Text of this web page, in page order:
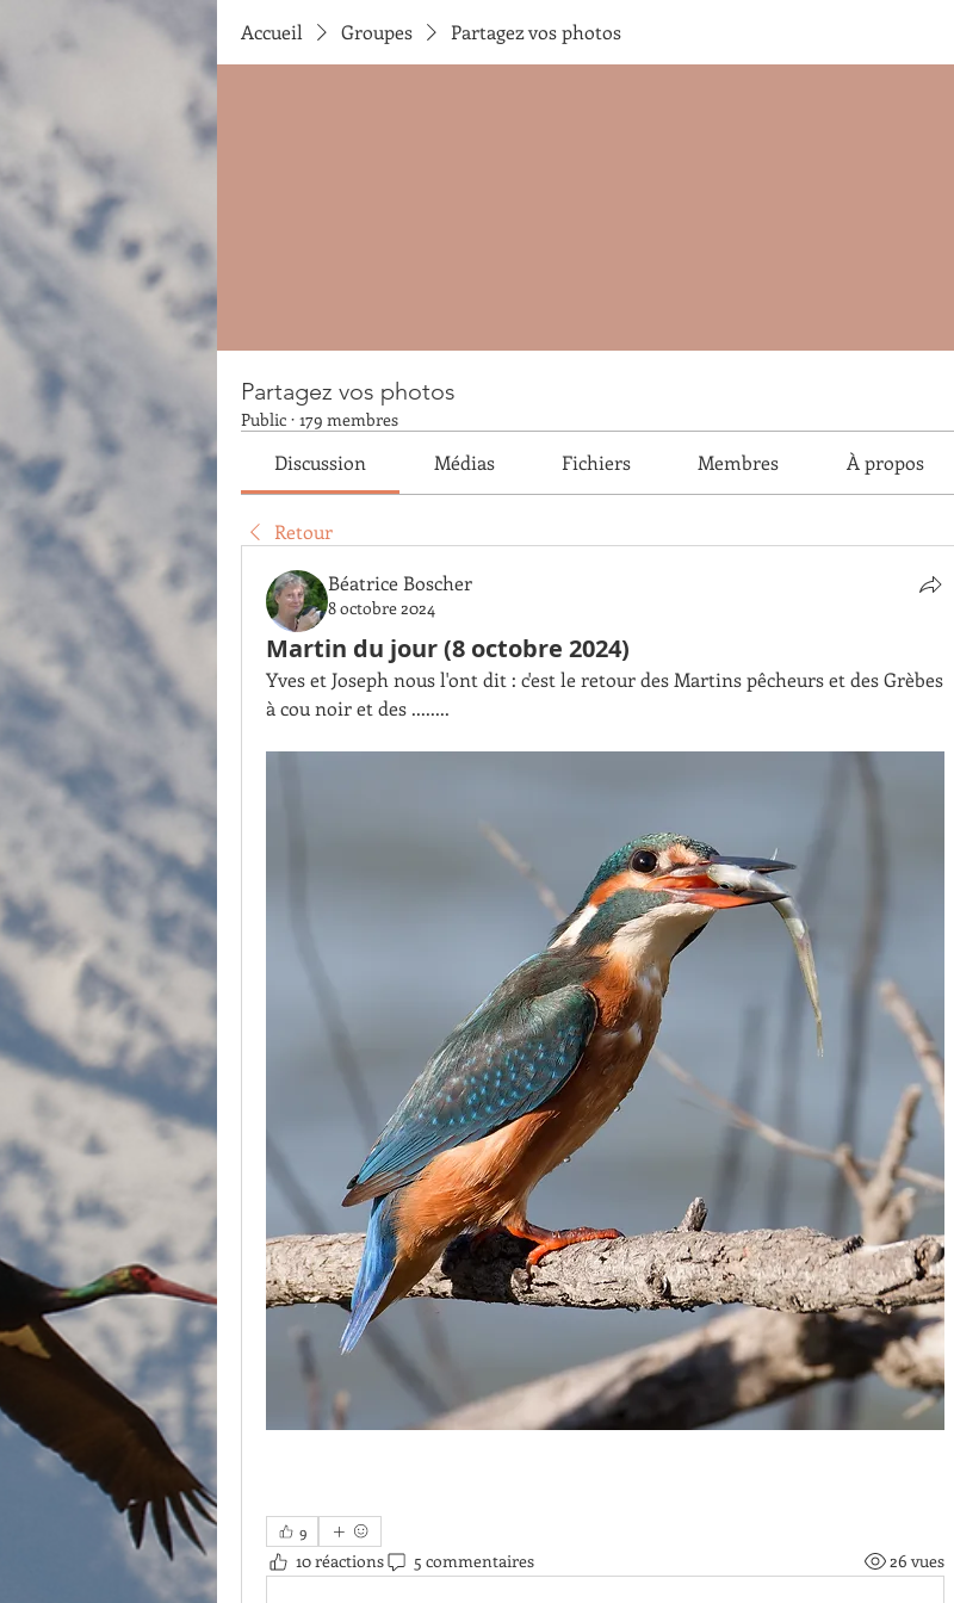
Accueil Groupes Partagez vos photos
Partagez vos photos
Public · 179 membres
Discussion Médias Fichiers Membres À propos
Retour
Béatrice Boscher
8 octobre 2024
Martin du jour (8 octobre 2024)
Yves et Joseph nous l'ont dit : c'est le retour des Martins pêcheurs et des Grèbes
à cou noir et des ........
9
10 réactions 5 commentaires 26 vues